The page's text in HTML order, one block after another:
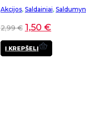
Akcijos, Saldainiai,
2,99€ 1,50 €
Į KREPŠELĮ